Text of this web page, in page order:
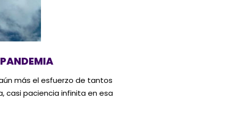
más el esfuerzo de tantos
casi paciencia infinita en esa